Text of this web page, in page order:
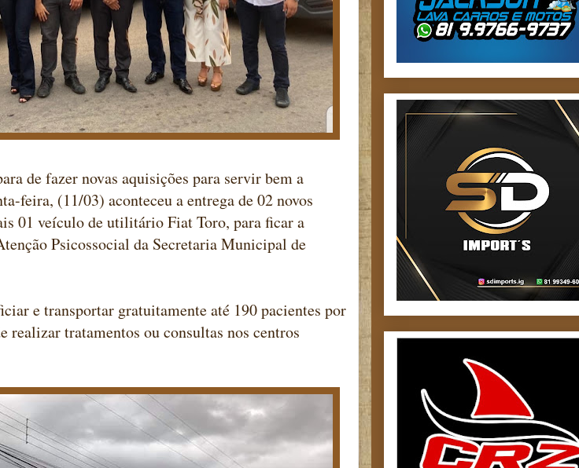
de fazer novas aquisições para servir bem a
feira, (11/03) aconteceu a entrega de 02 novos
01 veículo de utilitário Fiat Toro, para ficar a
Psicossocial da Secretaria Municipal de
e transportar gratuitamente até 190 pacientes por
realizar tratamentos ou consultas nos centros